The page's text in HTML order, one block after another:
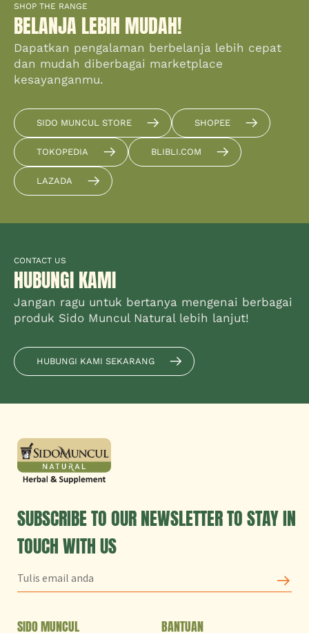
SHOP THE RANGE
BELANJA LEBIH MUDAH!
Dapatkan pengalaman berbelanja lebih cepat
dan mudah diberbagai marketplace
kesayanganmu.
SIDO MUNCUL STORE SHOPEE
TOKOPEDIA BLIBLI.COM
LAZADA
CONTACT US
HUBUNGI KAMI
Jangan ragu untuk bertanya mengenai berbagai
produk Sido Muncul Natural lebih lanjut!
HUBUNGI KAMI SEKARANG
SUBSCRIBE TO OUR NEWSLETTER TO STAY IN
TOUCH WITH US
SIDO MUNCUL BANTUAN